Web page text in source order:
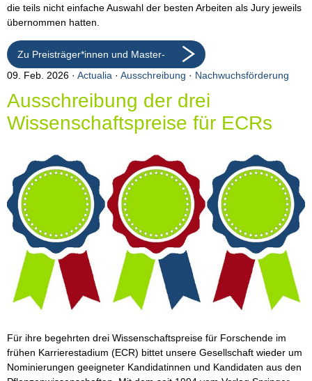
die teils nicht einfache Auswahl der besten Arbeiten als Jury jeweils
übernommen hatten.
Zu Preisträger*innen und Master-
Arbeiten
09. Feb. 2026 Actualia · Ausschreibung · Nachwuchsförderung
Ausschreibung der drei
Wissenschaftspreise für ECRs
Für ihre begehrten drei Wissenschaftspreise für Forschende im
frühen Karrierestadium (ECR) bittet unsere Gesellschaft wieder um
Nominierungen geeigneter Kandidatinnen und Kandidaten aus den